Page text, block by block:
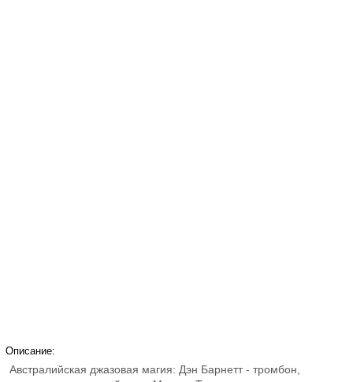
Описание:
Австралийская джазовая магия: Дэн Барнетт - тромбон,